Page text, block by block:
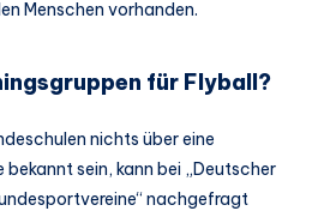
Menschen vorhanden.
für Flyball?
nichts über eine
sein, kann bei „Deutscher
nachgefragt